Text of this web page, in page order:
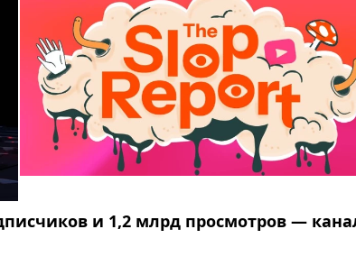
и 1,2 млрд просмотров —